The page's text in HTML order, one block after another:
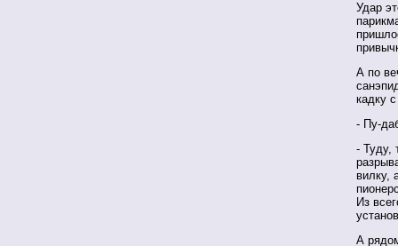
Удар
А по
кадку
- Пу-
- Туду,
вилку,
Из
А